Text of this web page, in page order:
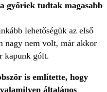
győriek tudtak magasabb
lehetőségük az első
nagy nem volt, már akkor
kapunk gólt.
is említette, hogy
általános